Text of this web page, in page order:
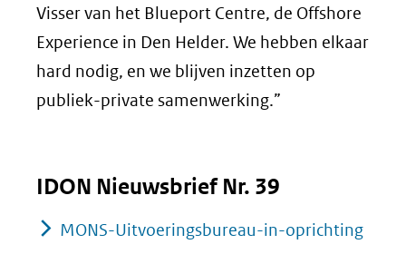
Visser van het Blueport Centre, de Offshore
Experience in Den Helder. We hebben elkaar
hard nodig, en we blijven inzetten op
publiek-private samenwerking.”
IDON Nieuwsbrief Nr. 39
MONS-Uitvoeringsbureau-in-oprichting